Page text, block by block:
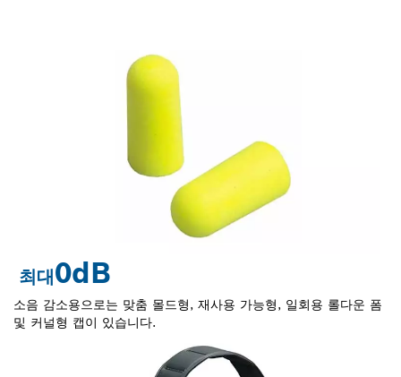
최대0dB
소음 감소용으로는 맞춤 몰드형, 재사용 가능형, 일회용 롤다운 폼
및 커널형 캡이 있습니다.